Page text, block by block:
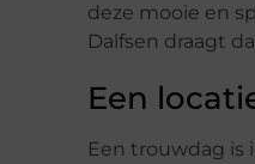
deze mooie en
Dalfsen draagt
Een
Een trouwdag is